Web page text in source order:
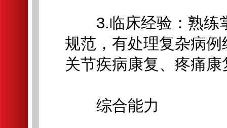
3.临床经验：熟练
规范，有处理复杂病
关节疾病康复、疼痛康
综合能力